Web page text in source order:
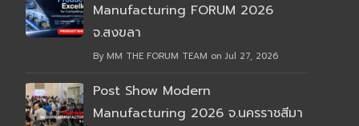
Manufacturing FORUM 2026
จ.สงขลา
By MM THE FORUM TEAM on Jul 27, 2026
Post Show Modern
Manufacturing 2026 จ.นครราชสีมา